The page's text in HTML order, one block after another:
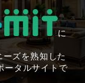
に
ズを熟知した
ータルサイトで